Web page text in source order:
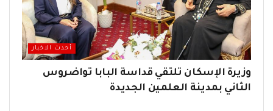
أحدث الاخبار
وزيرة الإسكان تلتقي قداسة البابا تواضروس
الثاني بمدينة العلمين الجديدة